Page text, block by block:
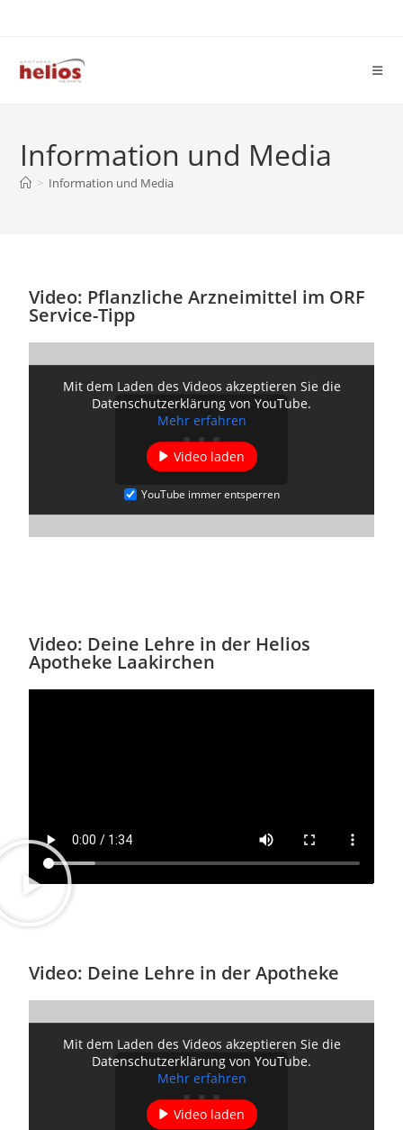
Information und Media
> Information und Media
Video: Pflanzliche Arzneimittel im ORF
Service-Tipp
Mit dem Laden des Videos akzeptieren Sie die
Datenschutzerklärung von YouTube.
Mehr erfahren
Video laden
YouTube immer entsperren
Video: Deine Lehre in der Helios
Apotheke Laakirchen
Video: Deine Lehre in der Apotheke
Mit dem Laden des Videos akzeptieren Sie die
Datenschutzerklärung von YouTube.
Mehr erfahren
Video laden